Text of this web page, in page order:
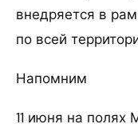
внедряется в
по всей
Напомним
11 июня на